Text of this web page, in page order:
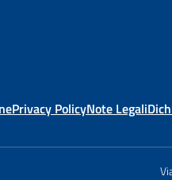
Privacy PolicyNote Legali